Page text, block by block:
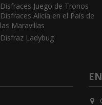
Disfraces Juego de Tronos
Disfraces Alicia en el País de
las Maravillas
Disfraz Ladybug